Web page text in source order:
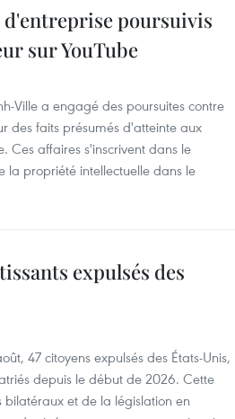
d'entreprise poursuivis
sur YouTube
Ville a engagé des poursuites contre
des faits présumés d'atteinte aux
Ces affaires s'inscrivent dans le
la propriété intellectuelle dans le
expulsés des
47 citoyens expulsés des États-Unis,
depuis le début de 2026. Cette
et de la législation en